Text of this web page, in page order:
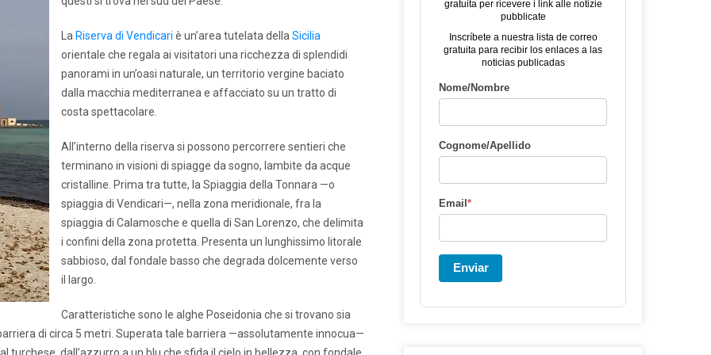
La Riserva di Vendicari è un’area tutelata della Sicilia
orientale che regala ai visitatori una ricchezza di splendidi
panorami in un’oasi naturale, un territorio vergine baciato
dalla macchia mediterranea e affacciato su un tratto di
costa spettacolare.
All’interno della riserva si possono percorrere sentieri che
terminano in visioni di spiagge da sogno, lambite da acque
cristalline. Prima tra tutte, la Spiaggia della Tonnara —o
spiaggia di Vendicari—, nella zona meridionale, fra la
spiaggia di Calamosche e quella di San Lorenzo, che delimita
i confini della zona protetta. Presenta un lunghissimo litorale
sabbioso, dal fondale basso che degrada dolcemente verso
il largo.
Caratteristiche sono le alghe Poseidonia che si trovano sia
di circa 5 metri. Superata tale barriera —assolutamente innocua—
gratuita per ricevere i link alle notizie
pubblicate
Inscríbete a nuestra lista de correo
gratuita para recibir los enlaces a las
noticias publicadas
Nome/Nombre
Cognome/Apellido
Email *
Enviar